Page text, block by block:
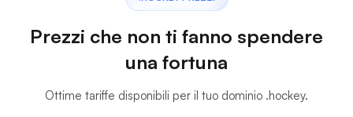
Prezzi che non ti fanno spendere
una fortuna
Ottime tariffe disponibili per il tuo dominio .hockey.